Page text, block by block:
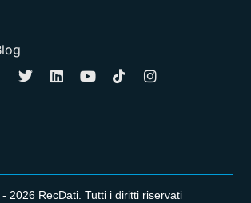
2026 RecDati. Tutti i diritti riservati